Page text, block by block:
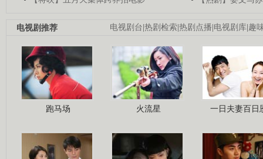
电视剧台|热剧检索|热剧点播|电视剧库|趣
电视剧推荐
跑马场 火流星 一日夫妻百日